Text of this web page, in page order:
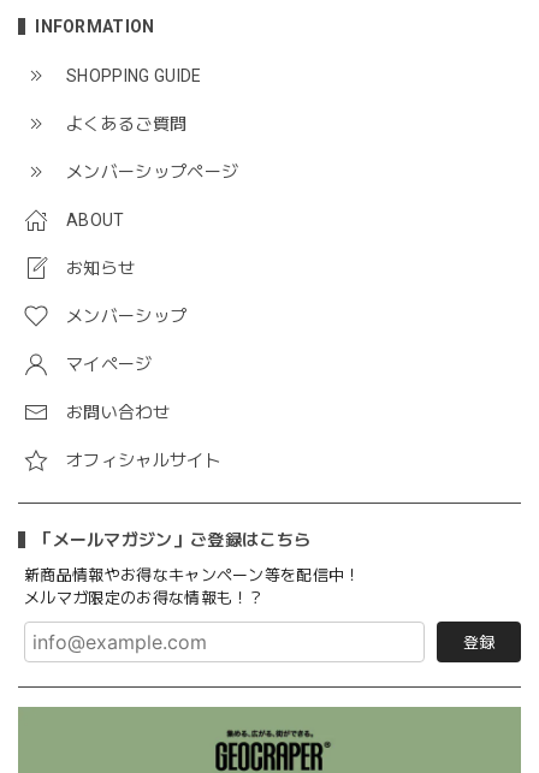
INFORMATION
SHOPPING GUIDE
よくあるご質問
メンバーシップページ
ABOUT
お知らせ
メンバーシップ
マイページ
お問い合わせ
オフィシャルサイト
「メールマガジン」ご登録はこちら
新商品情報やお得なキャンペーン等を配信中！
メルマガ限定のお得な情報も！？
登録